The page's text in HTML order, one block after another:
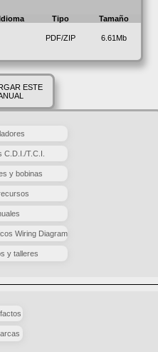
Tipo Tamaño
PDF/ZIP 6.61Mb
ESTE
C.D.I./T.C.I.
y bobinas
Wiring Diagram
y talleres